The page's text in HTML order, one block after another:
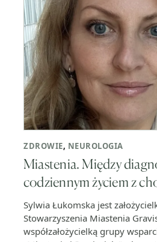
ZDROWIE, NEUROLOGIA
Miastenia. Między
codziennym życiem z
Sylwia Łukomska jest
Stowarzyszenia Miastenia
współzałożycielką grupy